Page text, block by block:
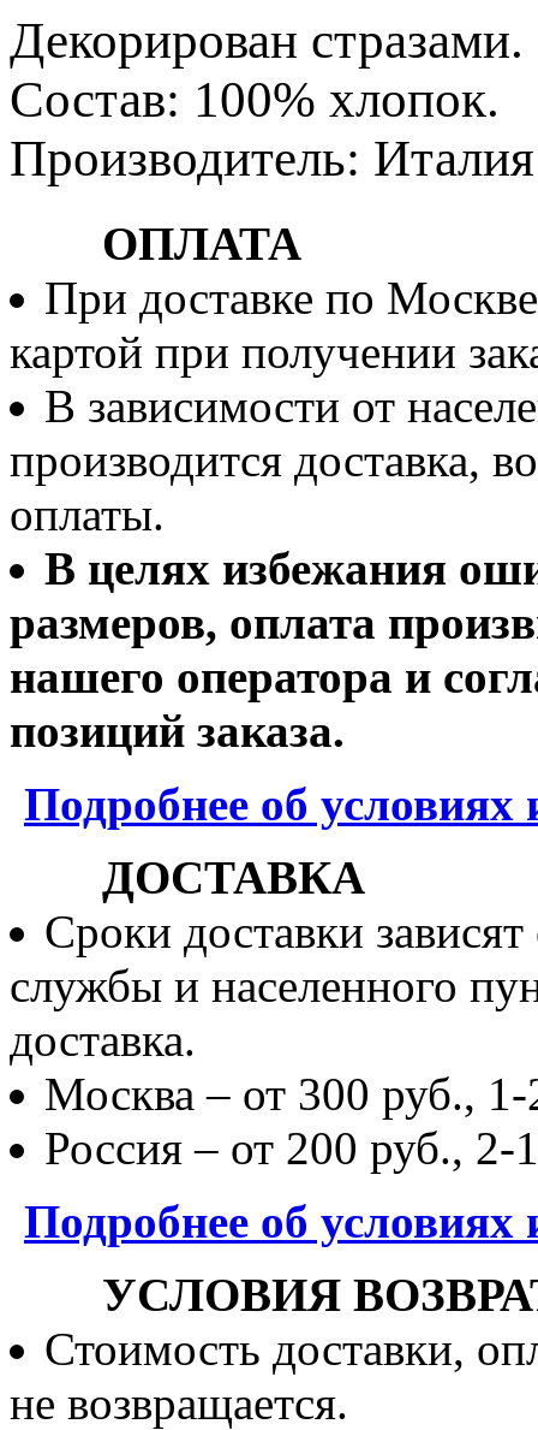
Декорирован стразами.
Состав: 100% хлопок.
Производитель: Италия
ОПЛАТА
При доставке по
картой при получении
В зависимости от
производится доставка,
оплаты.
В целях избежания
размеров, оплата
нашего оператора и
позиций заказа.
Подробнее об
ДОСТАВКА
Сроки доставки
службы и населенного
доставка.
Москва – от 300 руб.,
Россия – от 200 руб., 2-
Подробнее об условиях
УСЛОВИЯ
Стоимость доставки,
не возвращается.